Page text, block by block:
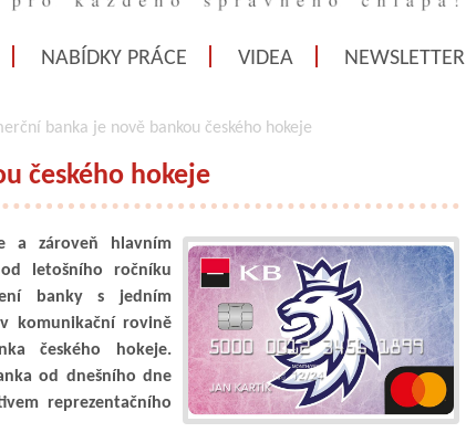
NABÍDKY PRÁCE VIDEA NEWSLETTER
banka je nově bankou českého hokeje
českého hokeje
a zároveň hlavním
letošního ročníku
banky s jedním
komunikační rovině
českého hokeje.
od dnešního dne
reprezentačního